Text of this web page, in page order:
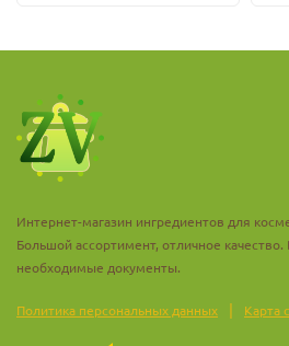
Интернет-магазин ингредиентов для
Большой ассортимент, отличное
необходимые документы.
Политика персональных данных | Карта